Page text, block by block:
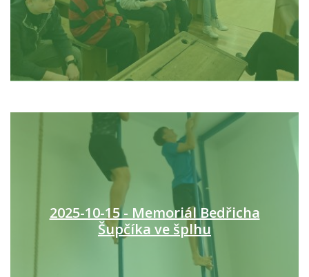
2025-10-15 - Memoriál Bedřicha
Šupčíka ve šplhu